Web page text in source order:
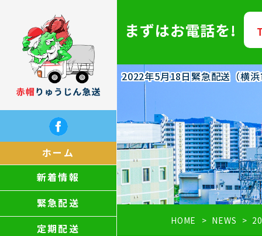
ホーム
新着情報
緊急配送
定期配送
2022年5月18日緊急配送（横
まずはお電話を!
HOME NEWS